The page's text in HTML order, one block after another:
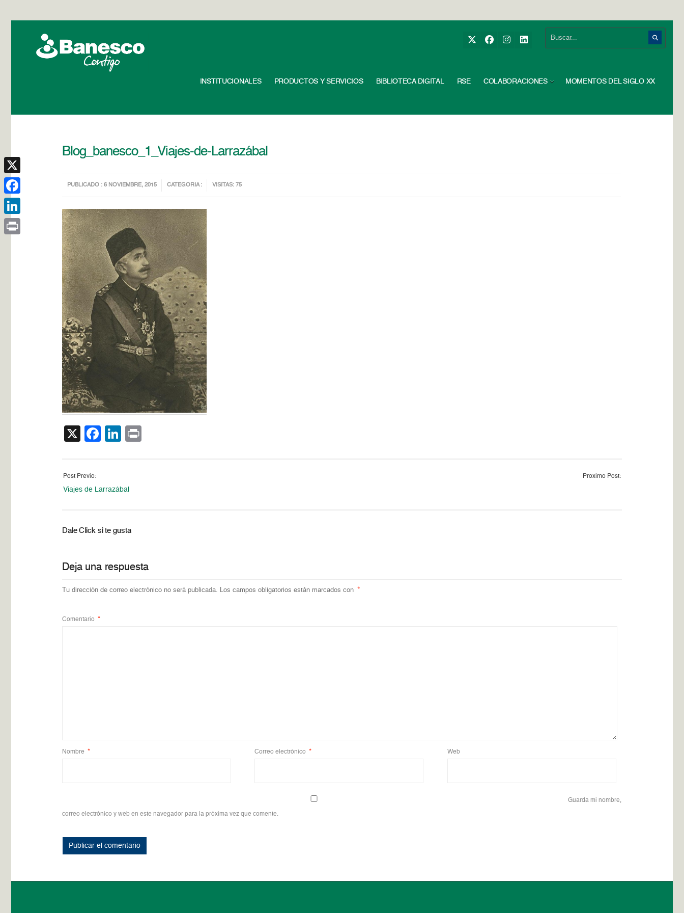
INSTITUCIONALES PRODUCTOS Y SERVICIOS BIBLIOTECA DIGITAL RSE COLABORACIONES MOMENTOS DEL SIGLO XX
Blog_banesco_1_Viajes-de-Larrazábal
PUBLICADO : 6 NOVIEMBRE, 2015 CATEGORIA : VISITAS: 75
X Facebook
LinkedIn
Post Previo:
Viajes de Larrazábal
Proximo Post:
Dale Click si te gusta
Deja una respuesta
Tu dirección de correo electrónico no será publicada. Los campos obligatorios están marcados con *
Comentario *
Nombre * Correo electrónico * Web
Guarda mi nombre,
correo electrónico y web en este navegador para la próxima vez que comente.
X
Facebook
LinkedIn